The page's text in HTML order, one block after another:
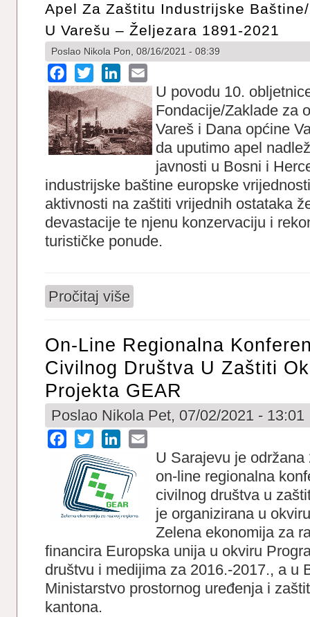
Apel Za Zaštitu Industrijske
U Varešu – Željezara 1891-2021
Poslao Nikola Pon, 08/16/2021 - 08:39
Facebook
Twitter LinkedIn
U povodu 10.
Fondacije/Zaklade za
Vareš i Dana općine
da uputimo apel
javnosti u Bosni i
industrijske baštine europske
aktivnosti na zaštiti vrijednih ostataka
devastacije te njenu konzervaciju i
turističke ponude.
Pročitaj više
On-Line Regionalna
Civilnog Društva U Zaštiti
Projekta GEAR
Poslao Nikola Pet, 07/02/2021 - 13:01
Facebook
Twitter LinkedIn
U Sarajevu je
on-line regionalna
civilnog društva u
je organizirana u
Zelena ekonomija za
financira Europska unija u okviru
društvu i medijima za 2016.-2017., a u
Ministarstvo prostornog uređenja i
kantona.